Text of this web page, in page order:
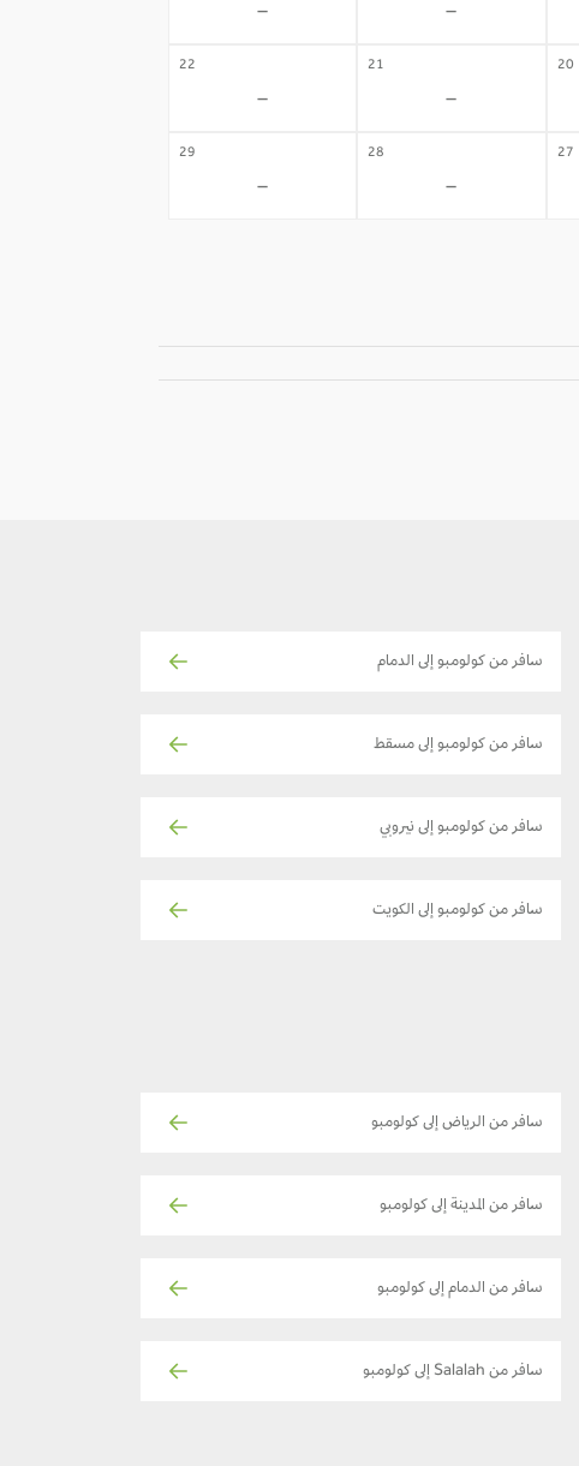
-
-
20
21
-
22
-
27
28
-
29
-
سافر من كولومبو إلى الدمام
سافر من كولومبو إلى مسقط
سافر من كولومبو إلى نيروبي
سافر من كولومبو إلى الكويت
سافر من الرياض إلى كولومبو
سافر من المدينة إلى كولومبو
سافر من الدمام إلى كولومبو
سافر من Salalah إلى كولومبو